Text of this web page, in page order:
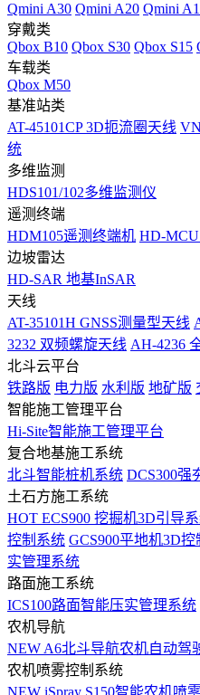
Qmini A30 Qmini A20 Qmini
穿戴类
Qbox B10 Qbox S30 Qbox S15
车载类
Qbox M50
基准站类
AT-45101CP 3D扼流圈天线
统
多维监测
HDS101/102多维监测仪
遥测终端
HDM105遥测终端机 HD-
边坡雷达
HD-SAR 地基InSAR
天线
AT-35101H GNSS测量型天线
3232 双频螺旋天线 AH-4236
北斗云平台
铁路版 电力版 水利版 地矿版
智能施工管理平台
Hi-Site智能施工管理平台
复合地基施工系统
北斗智能桩机系统 DCS300强
土石方施工系统
HOT ECS900 挖掘机3D引导
控制系统 GCS900平地机3D
实管理系统
路面施工系统
ICS100路面智能压实管理系统
农机导航
NEW A6北斗导航农机自动驾
农机喷雾控制系统
NEW iSpray S150智能农机喷